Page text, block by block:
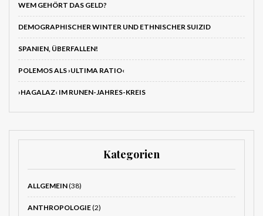
WEM GEHÖRT DAS GELD?
DEMOGRAPHISCHER WINTER UND ETHNISCHER SUIZID
SPANIEN, ÜBERFALLEN!
POLEMOS ALS ›ULTIMA RATIO‹
›HAGALAZ‹ IM RUNEN-JAHRES-KREIS
Kategorien
ALLGEMEIN(38)
ANTHROPOLOGIE(2)